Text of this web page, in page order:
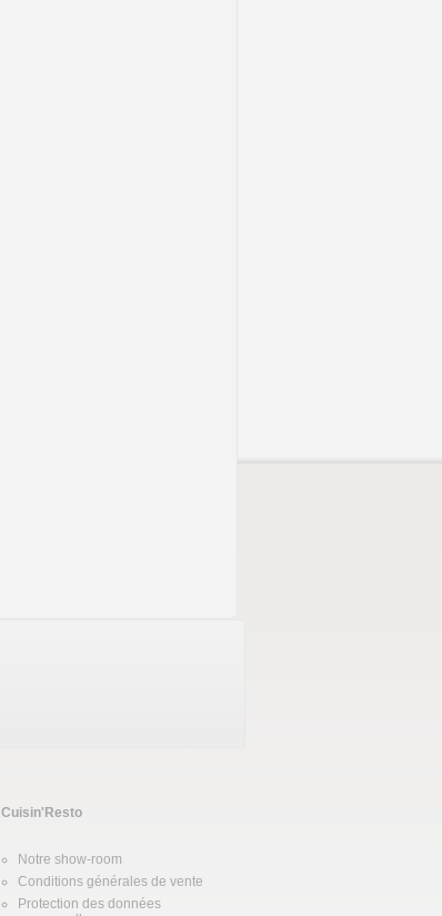
Cuisin'Resto
Notre show-room
Conditions générales de vente
Protection des données